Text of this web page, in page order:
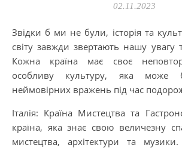
02.11.2023
Звідки б ми не були, історія та культура різних країн
світу завжди звертають нашу увагу
Кожна країна має своє
особливу культуру, яка може
неймовірних вражень під час
Італія: Країна Мистецтва та
країна, яка знає свою величезну
мистецтва, архітектури та